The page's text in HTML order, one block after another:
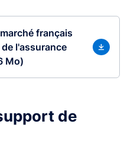
français
l'assurance
Mo)
de